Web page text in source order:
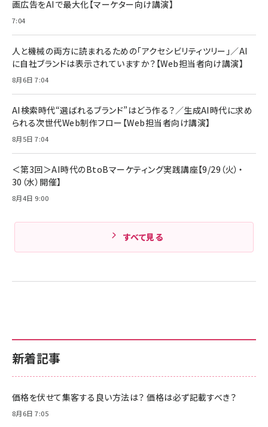
ママ投資家が育休中に１億貯めた株式投資
組織の成果を最大化する ルールのデザイン
￥1,980
Amazonランキングをもっと見る
全ワイヤレスイヤホン/アクティブノイズキャンセリ
技術基準適合】ブラック
￥5,990
ケーブル Anker絡まないケーブル 240W 結束バン
ド付き USB PD対応 シリコン素材採用 iPhone
17 / 16 / 15 / Galaxy iPad Pro MacBook
Pro/Air 各種対応 (1.8m ミッドナイトブラック)
￥1,890
サッポロ 生ビール 黒ラベル 350ml 缶 24本 ビー
ル ケース買い【6/30応募〆切! 黒ラベルビヤセラー
￥4,857
新着記事
価格を伏せて集客する良い方法は？ 価格は必ず記載すべき？
8月6日 7:05
画広告をAIで最大化【マーケター向け講演】
7:04
人と機械の両方に読まれるための「アクセシビリティツリー」／AI
に自社ブランドは表示されていますか？【Web担当者向け講演】
8月6日 7:04
AI検索時代“選ばれるブランド”はどう作る？／生成AI時代に求め
られる次世代Web制作フロー【Web担当者向け講演】
8月5日 7:04
＜第3回＞AI時代のBtoBマーケティング実践講座【9/29（火）・
30（水）開催】
8月4日 9:00
すべて見る